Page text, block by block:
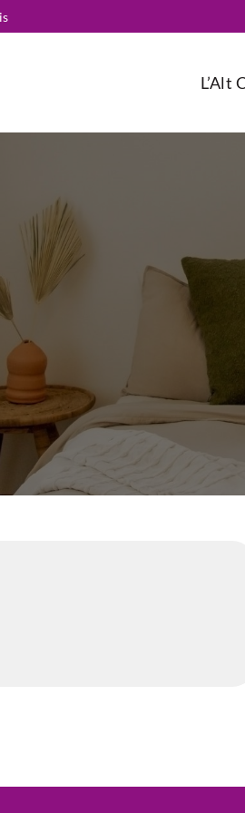
L’Alt